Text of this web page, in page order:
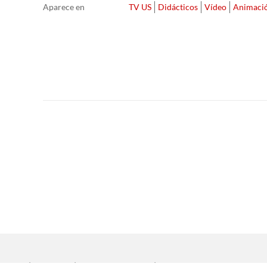
Aparece en TV US Didácticos Vídeo